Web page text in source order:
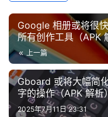
Google 相册或将很
所有创作工具（APK
上一篇
Gboard 或将大幅简
字的操作（APK 解析
2025年7月11日 23:31